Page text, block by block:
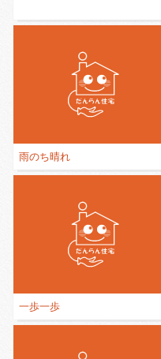
雨のち晴れ
一歩一歩